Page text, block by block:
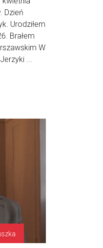
Dzień
Urodziłem
Brałem
W
...